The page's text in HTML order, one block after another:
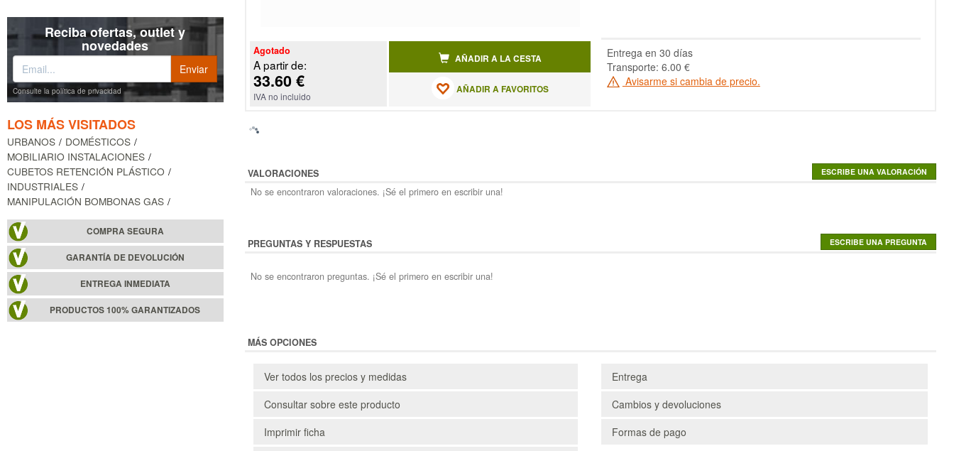
Reciba ofertas, outlet y
novedades
Consulte la política de privacidad
LOS MÁS VISITADOS
URBANOS
DOMÉSTICOS
MOBILIARIO INSTALACIONES
CUBETOS RETENCIÓN PLÁSTICO
INDUSTRIALES
MANIPULACIÓN BOMBONAS GAS
COMPRA SEGURA
GARANTÍA DE DEVOLUCIÓN
ENTREGA INMEDIATA
PRODUCTOS 100% GARANTIZADOS
Agotado
A partir de:
33.60 €
IVA no incluido
AÑADIR A LA CESTA
AÑADIR A FAVORITOS
Entrega en 30 días
Transporte: 6.00 €
Avisarme si cambia de precio.
VALORACIONES
No se encontraron valoraciones. ¡Sé el primero en escribir una!
PREGUNTAS Y RESPUESTAS
No se encontraron preguntas. ¡Sé el primero en escribir una!
MÁS OPCIONES
Ver todos los precios y medidas
Consultar sobre este producto
Imprimir ficha
Entrega
Cambios y devoluciones
Formas de pago